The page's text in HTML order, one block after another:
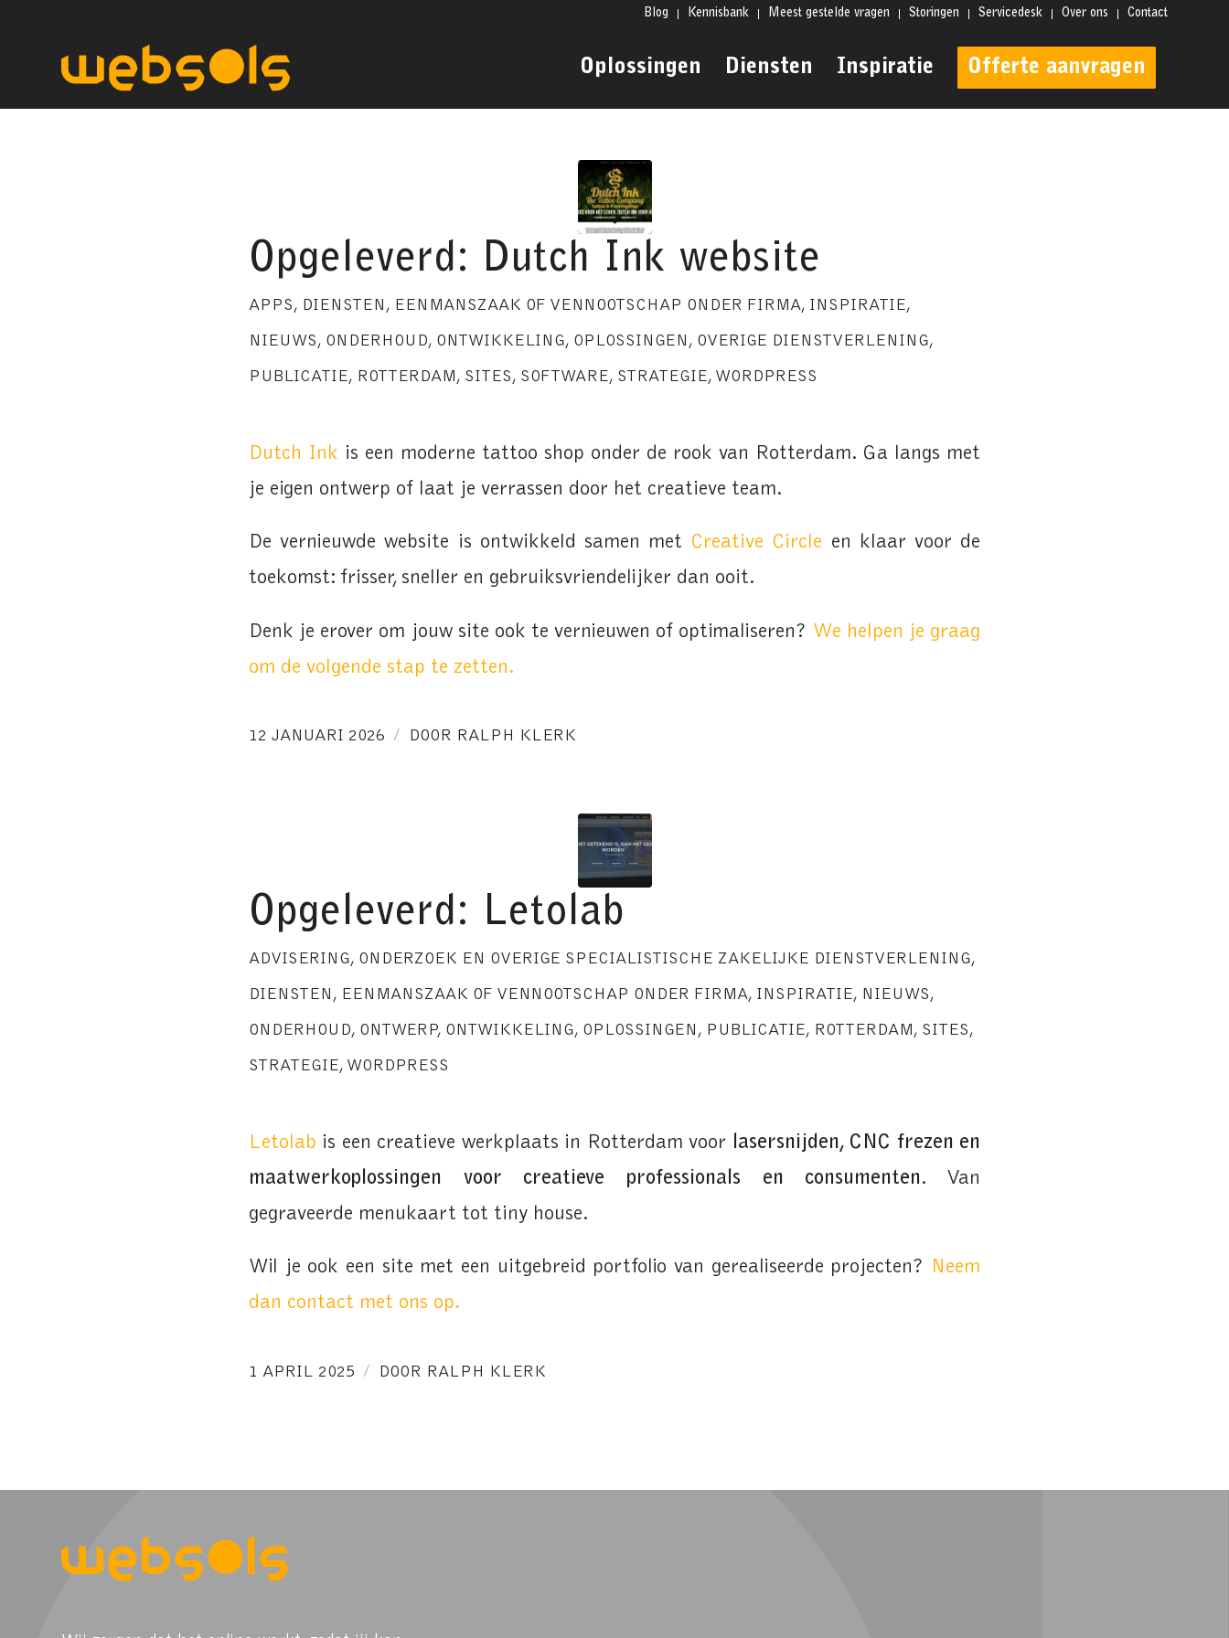
Blog Kennisbank Meest gestelde vragen Storingen Servicedesk Over ons Contact
Oplossingen Diensten Inspiratie Offerte aanvragen
Opgeleverd: Dutch Ink website
APPS, DIENSTEN , EENMANSZAAK OF VENNOOTSCHAP ONDER FIRMA, INSPIRATIE,
NIEUWS, ONDERHOUD, ONTWIKKELING, OPLOSSINGEN , OVERIGE DIENSTVERLENING,
PUBLICATIE, ROTTERDAM, SITES, SOFTWARE, STRATEGIE, WORDPRESS
Dutch Ink is een moderne tattoo shop onder de rook van Rotterdam. Ga langs met
je eigen ontwerp of laat je verrassen door het creatieve team.
De vernieuwde website is ontwikkeld samen met Creative Circle en klaar voor de
toekomst: frisser, sneller en gebruiksvriendelijker dan ooit.
Denk je erover om jouw site ook te vernieuwen of optimaliseren? We helpen je graag
om de volgende stap te zetten.
12 JANUARI 2026 / DOOR RALPH KLERK
Opgeleverd: Letolab
ADVISERING, ONDERZOEK EN OVERIGE SPECIALISTISCHE ZAKELIJKE DIENSTVERLENING,
DIENSTEN , EENMANSZAAK OF VENNOOTSCHAP ONDER FIRMA, INSPIRATIE, NIEUWS,
ONDERHOUD, ONTWERP, ONTWIKKELING, OPLOSSINGEN , PUBLICATIE, ROTTERDAM, SITES,
STRATEGIE, WORDPRESS
Letolab is een creatieve werkplaats in Rotterdam voor lasersnijden, CNC frezen en
maatwerkoplossingen voor creatieve professionals en consumenten. Van
gegraveerde menukaart tot tiny house.
Wil je ook een site met een uitgebreid portfolio van gerealiseerde projecten? Neem
dan contact met ons op.
1 APRIL 2025 / DOOR RALPH KLERK